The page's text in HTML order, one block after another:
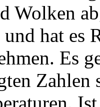
Wolken
hat es
Es
Zahlen